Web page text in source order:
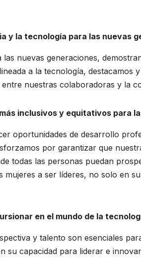
y la tecnología para las nuevas
nuevas generaciones,
a la tecnología, destacamos
nuestras colaboradoras y la
inclusivos y equitativos para
oportunidades de desarrollo
por garantizar que
todas las personas puedan
a ser líderes, no solo en
en el mundo de la
y talento son esenciales
capacidad para liderar e